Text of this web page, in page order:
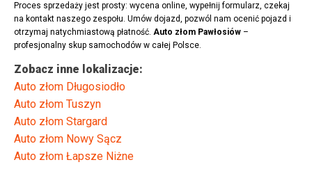
Proces sprzedaży jest prosty: wycena online, wypełnij formularz, czekaj
na kontakt naszego zespołu. Umów dojazd, pozwól nam ocenić pojazd i
otrzymaj natychmiastową płatność. Auto złom Pawłosiów –
profesjonalny skup samochodów w całej Polsce.
Zobacz inne lokalizacje:
Auto złom Długosiodło
Auto złom Tuszyn
Auto złom Stargard
Auto złom Nowy Sącz
Auto złom Łapsze Niżne